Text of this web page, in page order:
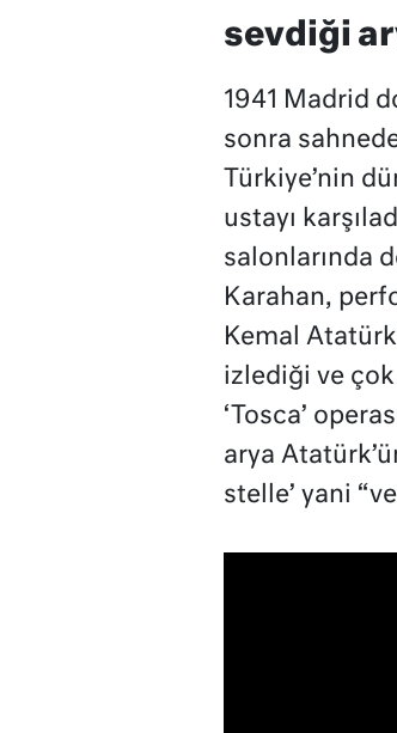
sevdiği
1941 Madrid
sonra
Türkiye’nin
ustayı
salonlarında
Karahan,
Kemal
izlediği ve
‘Tosca’
arya
stelle’ yani